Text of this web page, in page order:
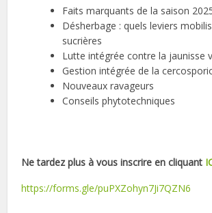
Faits marquants de la saison
Désherbage : quels leviers
sucrières
Lutte intégrée contre la jaunisse
Gestion intégrée de la
Nouveaux ravageurs
Conseils phytotechniques
Ne tardez plus à vous inscrire en cliquant
https://forms.gle/puPXZohyn7Ji7QZN6